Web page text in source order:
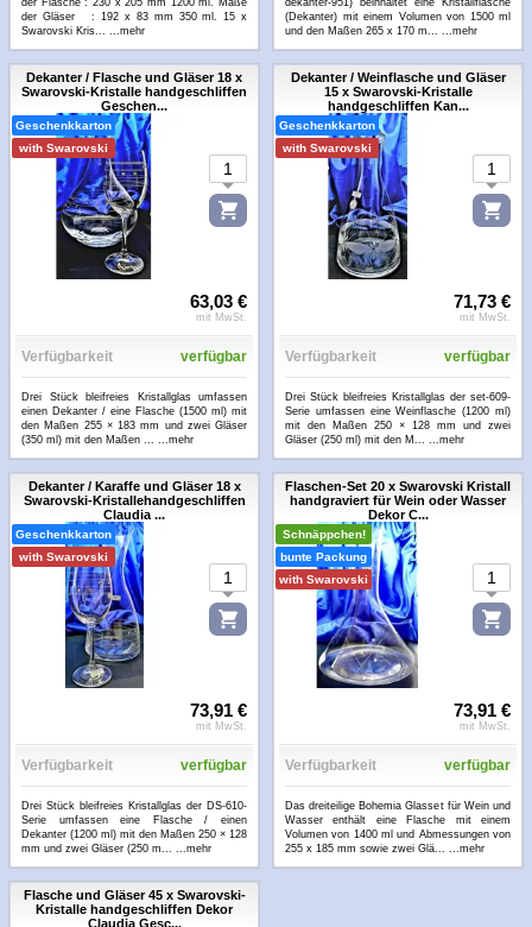
der Flasche : 230 x 205 mm 1200 ml. Maße
der Gläser : 192 x 83 mm 350 ml. 15 x
Swarovski Kris... ...mehr
dekantér-951) beinhaltet eine Kristallflasche
(Dekanter) mit einem Volumen von 1500 ml
und den Maßen 265 x 170 m... ...mehr
Dekanter / Flasche und Gläser 18 x
Swarovski-Kristalle handgeschliffen
Geschen...
Geschenkkarton
with Swarovski
63,03 €
mit MwSt.
Verfügbarkeit verfügbar
Drei Stück bleifreies Kristallglas umfassen
einen Dekanter / eine Flasche (1500 ml) mit
den Maßen 255 × 183 mm und zwei Gläser
(350 ml) mit den Maßen ... ...mehr
Dekanter / Weinflasche und Gläser
15 x Swarovski-Kristalle
handgeschliffen Kan...
Geschenkkarton
with Swarovski
71,73 €
mit MwSt.
Verfügbarkeit verfügbar
Drei Stück bleifreies Kristallglas der set-609-
Serie umfassen eine Weinflasche (1200 ml)
mit den Maßen 250 × 128 mm und zwei
Gläser (250 ml) mit den M... ...mehr
Dekanter / Karaffe und Gläser 18 x
Swarovski-Kristallehandgeschliffen
Claudia ...
Geschenkkarton
with Swarovski
73,91 €
mit MwSt.
Verfügbarkeit verfügbar
Drei Stück bleifreies Kristallglas der DS-610-
Serie umfassen eine Flasche / einen
Dekanter (1200 ml) mit den Maßen 250 × 128
mm und zwei Gläser (250 m... ...mehr
Flaschen-Set 20 x Swarovski Kristall
handgraviert für Wein oder Wasser
Dekor C...
Schnäppchen!
bunte Packung
with Swarovski
73,91 €
mit MwSt.
Verfügbarkeit verfügbar
Das dreiteilige Bohemia Glasset für Wein und
Wasser enthält eine Flasche mit einem
Volumen von 1400 ml und Abmessungen von
255 x 185 mm sowie zwei Glä... ...mehr
Flasche und Gläser 45 x Swarovski-
Kristalle handgeschliffen Dekor
Claudia Gesc...